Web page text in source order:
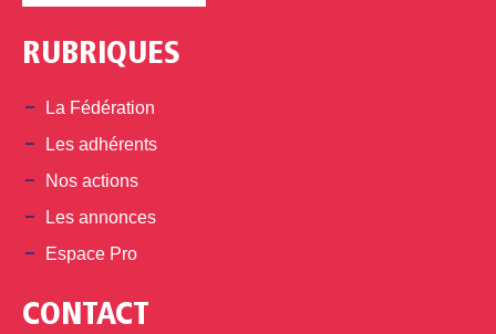
RUBRIQUES
La Fédération
Les adhérents
Nos actions
Les annonces
Espace Pro
CONTACT